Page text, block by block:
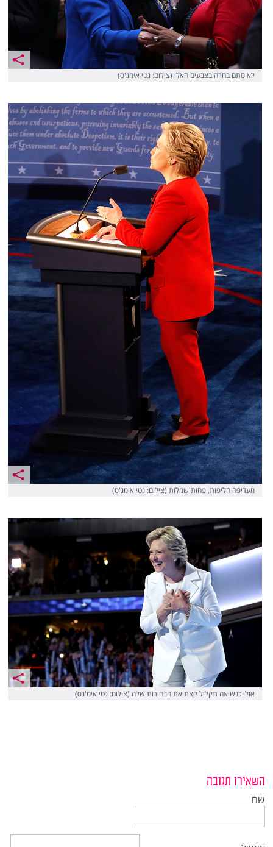
לא סתם בחרה בצבעים האלו (צילום: גטי אימג'ס)
מעדיפה חליפות, פחות שמלות (צילום: גטי אימג'ס)
אולי כנשיאה תקליל קצת את הבחירות שלה (צילום: גטי אימ'גס)
השאירו תגובה
שם